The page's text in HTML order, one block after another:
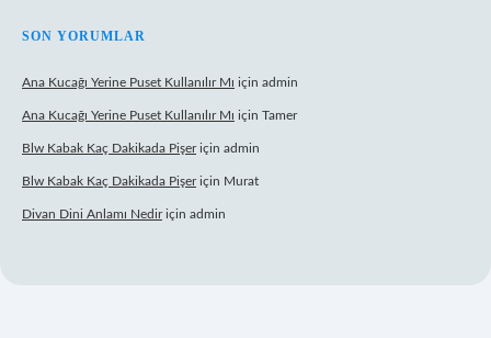
SON YORUMLAR
Ana Kucağı Yerine Puset Kullanılır Mı için admin
Ana Kucağı Yerine Puset Kullanılır Mı için Tamer
Blw Kabak Kaç Dakikada Pişeriçin admin
Blw Kabak Kaç Dakikada Pişeriçin Murat
Divan Dini Anlamı Nediriçin admin